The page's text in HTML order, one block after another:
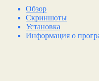
Обзор
Скриншоты
Установка
Информация о